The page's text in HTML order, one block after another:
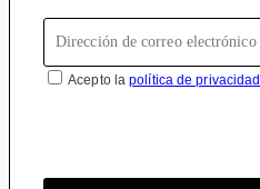
Acepto lapolítica de privacidad